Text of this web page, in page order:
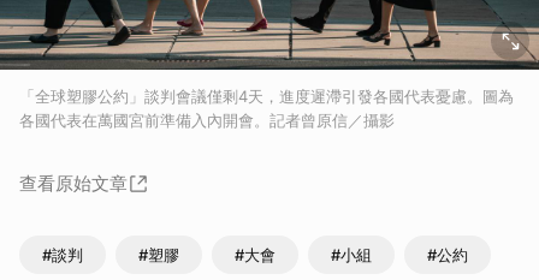
「全球塑膠公約」談判會議僅剩4天，進度遲滯引發各國代表憂慮。圖為
各國代表在萬國宮前準備入內開會。記者曾原信／攝影
查看原始文章
#談判 #塑膠 #大會 #小組 #公約